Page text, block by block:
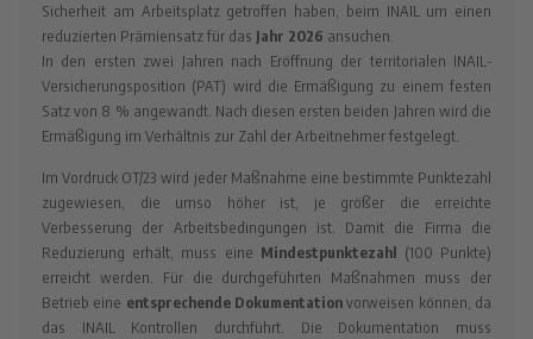
Sicherheit am Arbeitsplatz getroffen haben, beim INAIL um einen
reduzierten Prämiensatz für das Jahr 2026 ansuchen.
In den ersten zwei Jahren nach Eröffnung der territorialen INAIL-
Versicherungsposition (PAT) wird die Ermäßigung zu einem festen
Satz von 8 % angewandt. Nach diesen ersten beiden Jahren wird die
Ermäßigung im Verhältnis zur Zahl der Arbeitnehmer festgelegt.
Im Vordruck OT/23 wird jeder Maßnahme eine bestimmte Punktezahl
zugewiesen, die umso höher ist, je größer die erreichte
Verbesserung der Arbeitsbedingungen ist. Damit die Firma die
Reduzierung erhält, muss eine Mindestpunktezahl (100 Punkte)
erreicht werden. Für die durchgeführten Maßnahmen muss der
Betrieb eine entsprechende Dokumentationvorweisen können, da
das INAIL Kontrollen durchführt. Die Dokumentation muss